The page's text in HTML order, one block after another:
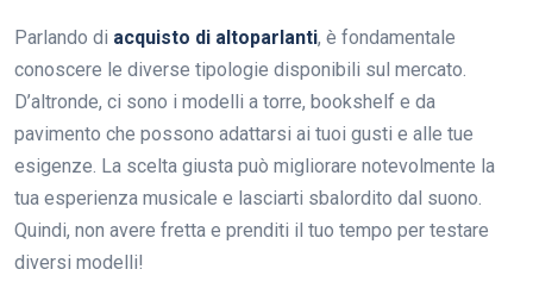
Parlando di acquisto di altoparlanti, è fondamentale
conoscere le diverse tipologie disponibili sul mercato.
D’altronde, ci sono i modelli a torre, bookshelf e da
pavimento che possono adattarsi ai tuoi gusti e alle tue
esigenze. La scelta giusta può migliorare notevolmente la
tua esperienza musicale e lasciarti sbalordito dal suono.
Quindi, non avere fretta e prenditi il tuo tempo per testare
diversi modelli!